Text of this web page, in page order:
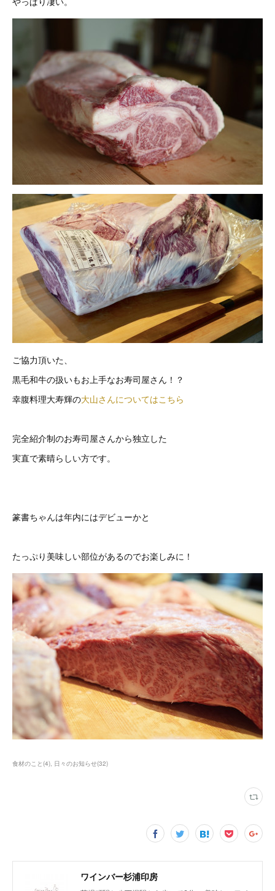
ご協力頂いた、
黒毛和牛の扱いもお上手なお寿司屋さん！？
幸腹料理大寿輝の大山さんについてはこちら
完全紹介制のお寿司屋さんから独立した
実直で素晴らしい方です。
篆書ちゃんは年内にはデビューかと
たっぷり美味しい部位があるのでお楽しみに！
食材のこと(4) 日々のお知らせ(32)
ワインバー杉浦印房